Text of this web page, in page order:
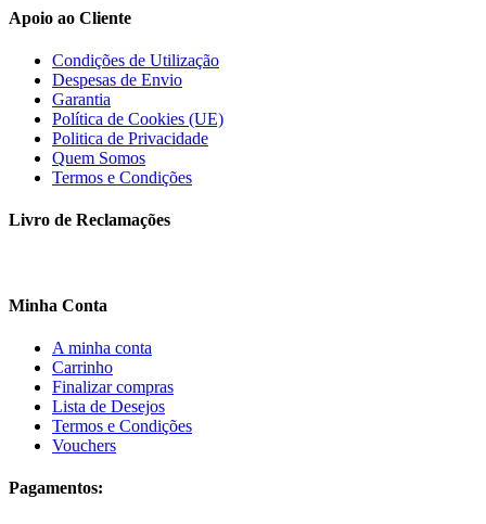
Apoio ao Cliente
Condições de Utilização
Despesas de Envio
Garantia
Política de Cookies (UE)
Politica de Privacidade
Quem Somos
Termos e Condições
Livro de Reclamações
Minha Conta
A minha conta
Carrinho
Finalizar compras
Lista de Desejos
Termos e Condições
Vouchers
Pagamentos: